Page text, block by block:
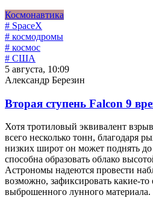
Космонавтика
# SpaceX
# космодромы
# космос
# США
5 августа, 10:09
Александр Березин
Вторая ступень Falcon 9
Хотя тротиловый эквивалент
всего несколько тонн, благодаря
низких широт он может поднять
способна образовать облако
Астрономы надеются провести
возможно, зафиксировать какие-то
выброшенного лунного материала.